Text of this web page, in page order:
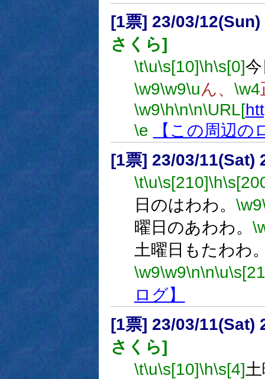
[1票] 23/03/
さくら]
\t\u\s[10]\h\s[0]
\w9\w9\uん、 \w4
\w9\h\n\n\URL[
\e
【この周辺の
[1票] 23/03/11(Sat)
\t\u\s[210]\h
日のはわわ。 \w9
曜日のあわわ。
土曜日もたわわ
\w9\w9\n\n\u
ログ】
[1票] 23/03/11(Sat)
さくら]
\t\u\s[10]\h\s[4]